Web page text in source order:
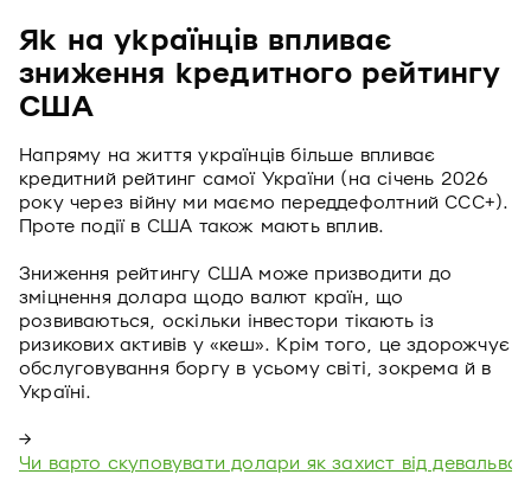
Як на українців впливає
зниження кредитного рейтингу
США
Напряму на життя українців більше впливає
кредитний рейтинг самої України (на січень 2026
року через війну ми маємо переддефолтний CCC+).
Проте події в США також мають вплив.
Зниження рейтингу США може призводити до
зміцнення долара щодо валют країн, що
розвиваються, оскільки інвестори тікають із
ризикових активів у «кеш». Крім того, це здорожчує
обслуговування боргу в усьому світі, зокрема й в
Україні.
→
Чи варто скуповувати долари як захист від